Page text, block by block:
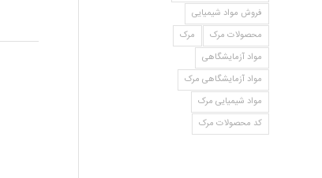
فروش مواد شیمیایی
محصولات مرک
مرک
مواد آزمایشگاهی
مواد آزمایشگاهی مرک
مواد شیمیایی مرک
کد محصولات مرک